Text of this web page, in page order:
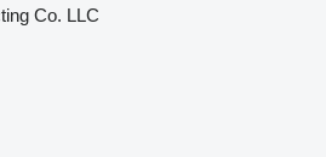
Co. LLC